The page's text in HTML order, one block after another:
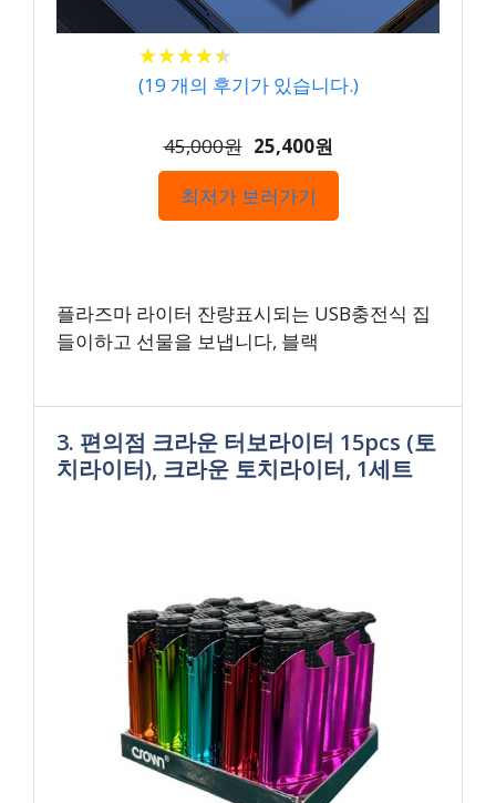
★★★★★
★★★★★
(19 개의 후기가 있습니다.)
45,000원 25,400원
최저가 보러가기
플라즈마 라이터 잔량표시되는 USB충전식 집
들이하고 선물을 보냅니다, 블랙
3. 편의점 크라운 터보라이터 15pcs (토
치라이터), 크라운 토치라이터, 1세트